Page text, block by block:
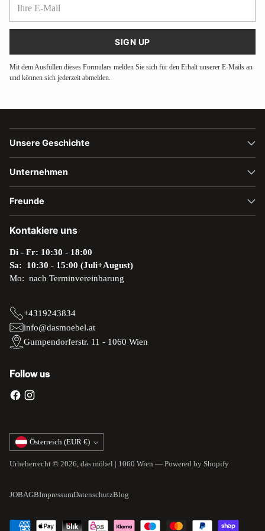
SIGN UP
Mit dem Ausfüllen dieses Formulars melden Sie sich für den Erhalt unserer E-Mails an
und können sich jederzeit abmelden.
Unsere Geschichte
Unternehmen
Freunde
Kontakiere uns
Di - Fr: 10:30 - 18:00
Sa: 10:30 - 15:00 (Juli+August)
Mo: nach Terminvereinbarung
+4319243834
info@dasmoebel.at
Gumpendorferstr. 11 - 1060 Wien
Follow us
Währung Österreich (EUR €)
Urheberrecht © 2026, das möbel | 1060 Wien — Powered by Shopify
JOBAGBImpressumDatenschutzBlog